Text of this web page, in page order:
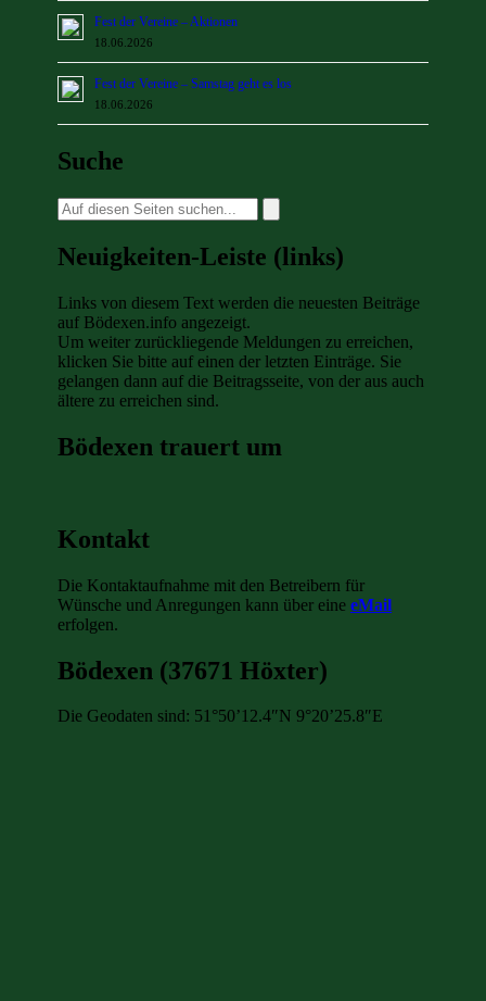
Fest der Vereine – Aktionen
18.06.2026
Fest der Vereine – Samstag geht es los
18.06.2026
Suche
Suche
nach:
Neuigkeiten-Leiste (links)
Links von diesem Text werden die neuesten Beiträge
auf Bödexen.info angezeigt.
Um weiter zurückliegende Meldungen zu erreichen,
klicken Sie bitte auf einen der letzten Einträge. Sie
gelangen dann auf die Beitragsseite, von der aus auch
ältere zu erreichen sind.
Bödexen trauert um
Kontakt
Die Kontaktaufnahme mit den Betreibern für
Wünsche und Anregungen kann über eine eMail
erfolgen.
Bödexen (37671 Höxter)
Die Geodaten sind: 51°50’12.4″N 9°20’25.8″E